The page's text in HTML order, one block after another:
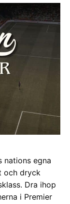
nations egna
och dryck
Dra ihop
i Premier